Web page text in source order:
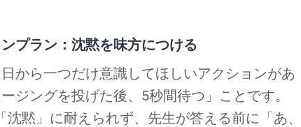
プラン：沈黙を味方につける
から一つだけ意識してほしいアクションがあ
ジングを投げた後、5秒間待つ」ことです。
黙」に耐えられず、先生が答える前に「あ、